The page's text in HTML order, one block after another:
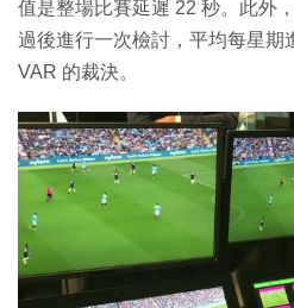
值是整場比賽延遲 22 秒。此外
過後進行一次檢討，平均每星期
VAR 的裁決。